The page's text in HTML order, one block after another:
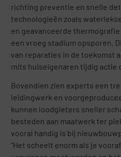
richting preventie en snelle
technologieën zoals
en geavanceerde
een vroeg stadium opsporen.
van reparaties in de toekomst
mits huiseigenaren tijdig actie
Bovendien zien experts een
leidingwerk en
kunnen loodgieters sneller
besteden aan maatwerk ter
vooral handig is bij
“Het scheelt enorm als je